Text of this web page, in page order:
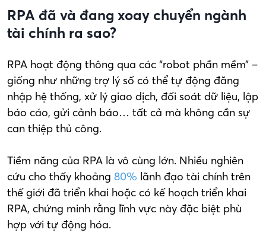
RPA đã và đang xoay chuyển ngành
tài chính ra sao?
RPA hoạt động thông qua các “robot phần mềm” –
giống như những trợ lý số có thể tự động đăng
nhập hệ thống, xử lý giao dịch, đối soát dữ liệu, lập
báo cáo, gửi cảnh báo… tất cả mà không cần sự
can thiệp thủ công.
Tiềm năng của RPA là vô cùng lớn. Nhiều nghiên
cứu cho thấy khoảng 80% lãnh đạo tài chính trên
thế giới đã triển khai hoặc có kế hoạch triển khai
RPA, chứng minh rằng lĩnh vực này đặc biệt phù
hợp với tự động hóa.